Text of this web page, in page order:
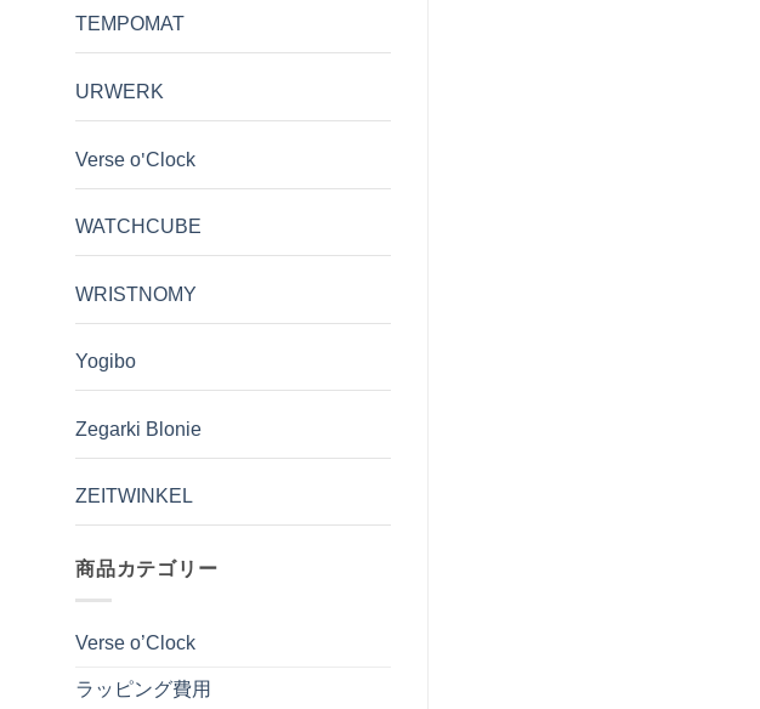
TEMPOMAT
URWERK
Verse o'Clock
WATCHCUBE
WRISTNOMY
Yogibo
Zegarki Blonie
ZEITWINKEL
商品カテゴリー
Verse o’Clock
ラッピング費用